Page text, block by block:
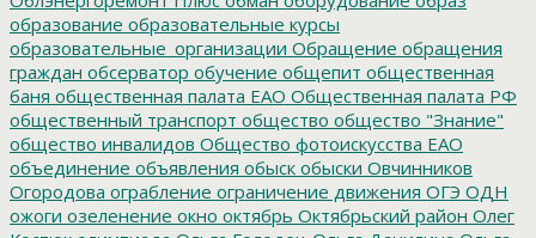
образование образовательные курсы
образовательные_организации Обращение обращения
граждан обсерватор обучение общепит общественная
баня общественная палата ЕАО Общественная палата РФ
общественный транспорт общество общество "Знание"
общество инвалидов Общество фотоискусства ЕАО
объединение объявления обыск обыски Овчинников
Огородова ограбление ограничение движения ОГЭ ОДН
ожоги озеленение окно октябрь Октябрьский район Олег